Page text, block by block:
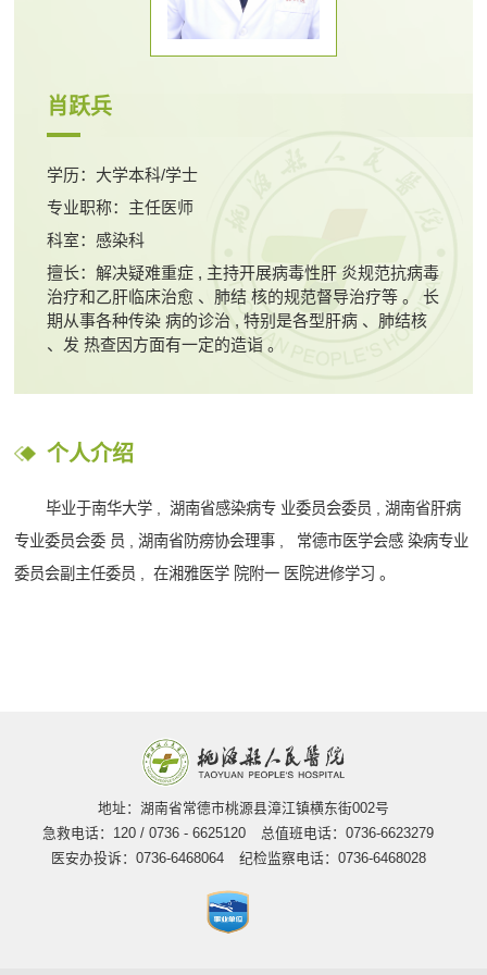
肖跃兵
学历：大学本科/学士
专业职称：主任医师
科室：感染科
擅长：解决疑难重症 , 主持开展病毒性肝 炎规范抗病毒
治疗和乙肝临床治愈 、肺结 核的规范督导治疗等 。 长
期从事各种传染 病的诊治 , 特别是各型肝病 、肺结核
、发 热查因方面有一定的造诣 。
个人介绍
毕业于南华大学 , 湖南省感染病专 业委员会委员 , 湖南省肝病
专业委员会委 员 , 湖南省防痨协会理事 , 常德市医学会感 染病专业
委员会副主任委员 , 在湘雅医学 院附一 医院进修学习 。
地址：湖南省常德市桃源县漳江镇横东街002号
急救电话：120 / 0736 - 6625120
总值班电话：0736-6623279
医安办投诉：0736-6468064
纪检监察电话：0736-6468028